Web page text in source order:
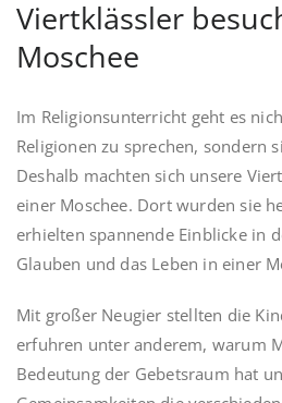
Viertklässler
Moschee
Im Religionsunterricht geht es
Religionen zu sprechen, sondern
Deshalb machten sich unsere
einer Moschee. Dort wurden sie
erhielten spannende Einblicke in
Glauben und das Leben in einer
Mit großer Neugier stellten die
erfuhren unter anderem, warum
Bedeutung der Gebetsraum hat